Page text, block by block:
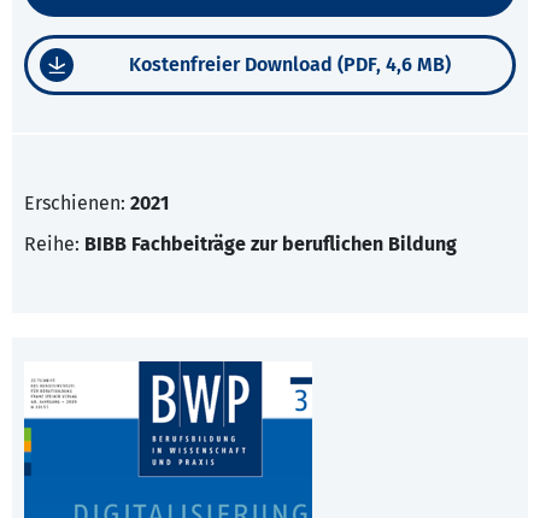
Kostenfreier Download (PDF, 4,6 MB)
Erschienen: 2021
Reihe: BIBB Fachbeiträge zur beruflichen Bildung